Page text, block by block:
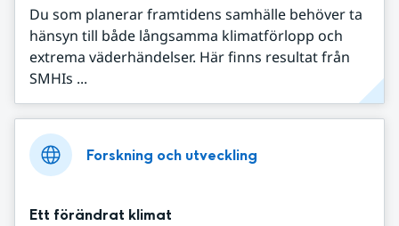
Du som planerar framtidens samhälle behöver ta
hänsyn till både långsamma klimatförlopp och
extrema väderhändelser. Här finns resultat från
SMHIs ...
Forskning och utveckling
Ett förändrat klimat